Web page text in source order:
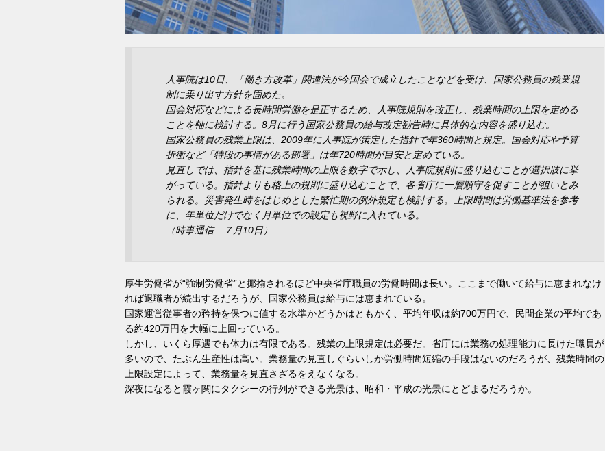
人事院は10日、「働き方改革」関連法が今国会で成立したことなどを受け、国家公務員の残業規
制に乗り出す方針を固めた。
国会対応などによる長時間労働を是正するため、人事院規則を改正し、残業時間の上限を定める
ことを軸に検討する。8月に行う国家公務員の給与改定勧告時に具体的な内容を盛り込む。
国家公務員の残業上限は、2009年に人事院が策定した指針で年360時間と規定。国会対応や予算
折衝など「特段の事情がある部署」は年720時間が目安と定めている。
見直しでは、指針を基に残業時間の上限を数字で示し、人事院規則に盛り込むことが選択肢に挙
がっている。指針よりも格上の規則に盛り込むことで、各省庁に一層順守を促すことが狙いとみ
られる。災害発生時をはじめとした繁忙期の例外規定も検討する。上限時間は労働基準法を参考
に、年単位だけでなく月単位での設定も視野に入れている。
（時事通信 ７月10日）
厚生労働省が“強制労働省”と揶揄されるほど中央省庁職員の労働時間は長い。ここまで働いて給与に恵まれなけ
れば退職者が続出するだろうが、国家公務員は給与には恵まれている。
国家運営従事者の矜持を保つに値する水準かどうかはともかく、平均年収は約700万円で、民間企業の平均であ
る約420万円を大幅に上回っている。
しかし、いくら厚遇でも体力は有限である。残業の上限規定は必要だ。省庁には業務の処理能力に長けた職員が
多いので、たぶん生産性は高い。業務量の見直しぐらいしか労働時間短縮の手段はないのだろうが、残業時間の
上限設定によって、業務量を見直さざるをえなくなる。
深夜になると霞ヶ関にタクシーの行列ができる光景は、昭和・平成の光景にとどまるだろうか。